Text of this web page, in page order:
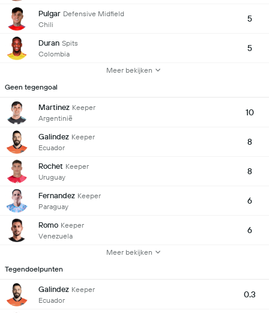
Pulgar Defensive Midfield
Chili
5
Duran Spits
Colombia
5
Meer bekijken
Geen tegengoal
Martinez Keeper
Argentinië
10
Galindez Keeper
Ecuador
8
Rochet Keeper
Uruguay
8
Fernandez Keeper
Paraguay
6
Romo Keeper
Venezuela
6
Meer bekijken
Tegendoelpunten
Galindez Keeper
Ecuador
0.3